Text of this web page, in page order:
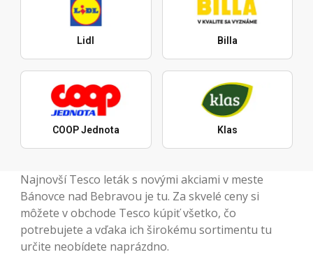
Lidl Billa
COOP Jednota Klas
Najnovší Tesco leták s novými akciami v meste
Bánovce nad Bebravou je tu. Za skvelé ceny si
môžete v obchode Tesco kúpiť všetko, čo
potrebujete a vďaka ich širokému sortimentu tu
určite neobídete naprázdno.